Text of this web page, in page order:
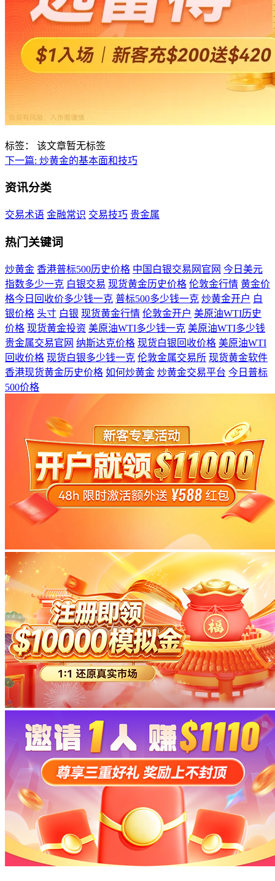
标签：
该文章暂无标签
下一篇: 炒黄金的基本面和技巧
资讯分类
交易术语 金融常识 交易技巧 贵金属
热门关键词
炒黄金 香港普标500历史价格 中国白银交易网官网 今日美元
指数多少一克 白银交易 现货黄金历史价格 伦敦金行情 黄金价
格今日回收价多少钱一克 普标500多少钱一克 炒黄金开户 白
银价格 头寸 白银 现货黄金行情 伦敦金开户 美原油WTI历史
价格 现货黄金投资 美原油WTI多少钱一克 美原油WTI多少钱
贵金属交易官网 纳斯达克价格 现货白银回收价格 美原油WTI
回收价格 现货白银多少钱一克 伦敦金属交易所 现货黄金软件
香港现货黄金历史价格 如何炒黄金 炒黄金交易平台 今日普标
500价格